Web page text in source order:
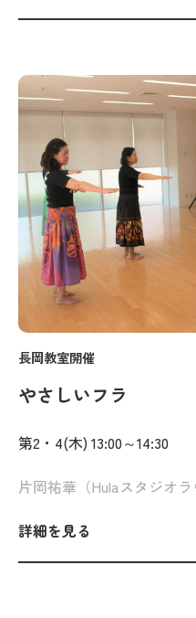
長岡教室開催
やさしいフラ
第2・4(木) 13:00～14:30
詳細を見る